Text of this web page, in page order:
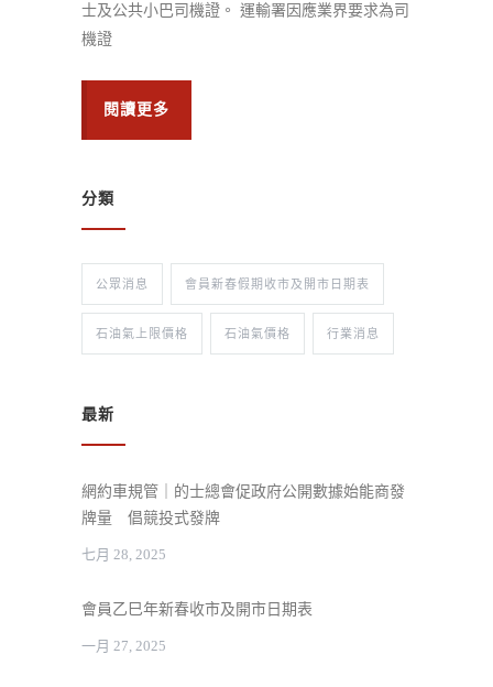
士及公共小巴司機證。 運輸署因應業界要求為司
機證
閱讀更多
分類
公眾消息 會員新春假期收市及開市日期表
石油氣上限價格 石油氣價格 行業消息
最新
網約車規管｜的士總會促政府公開數據始能商發
牌量 倡競投式發牌
七月 28, 2025
會員乙巳年新春收市及開市日期表
一月 27, 2025